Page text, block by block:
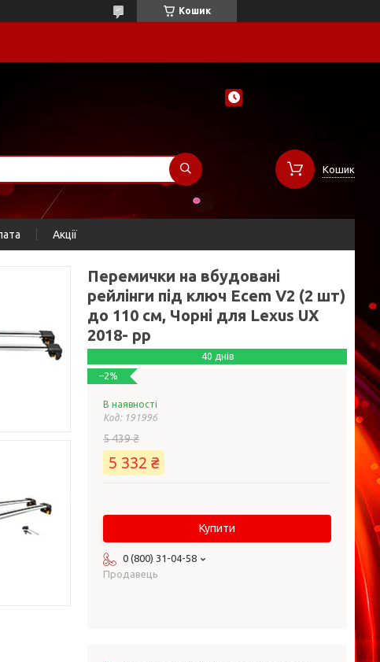
Кошик
Кошик
Акції
Перемички на вбудовані
рейлінги під ключ Ecem V2 (2 шт)
до 110 см, Чорні для Lexus UX
2018- рр
40 днів
–2%
В наявності
Код: 191996
5 439 ₴
5 332 ₴
Купити
0 (800) 31-04-58
Продавець